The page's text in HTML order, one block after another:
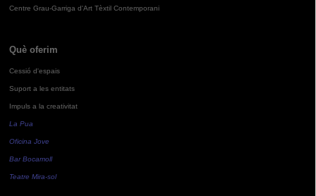
Centre Grau-Garriga d'Art Tèxtil Contemporani
Què oferim
Cessió d'espais
Suport a les entitats
Impuls a la creativitat
La Pua
Oficina Jove
Bar Bocamoll
Teatre Mira-sol